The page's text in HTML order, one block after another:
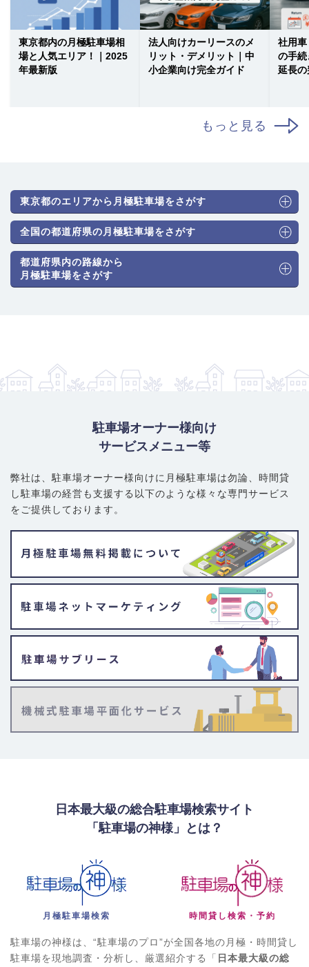
東京都内の月極駐車場相
場と人気エリア！｜2025
年最新版
法人向けカーリースのメ
リット・デメリット｜中
小企業向け完全ガイド
社用
の手
延長
もっと見る
東京都のエリアから月極駐車場をさがす
全国の都道府県の月極駐車場をさがす
都道府県内の路線から
月極駐車場をさがす
駐車場オーナー様向け
サービスメニュー等
弊社は、駐車場オーナー様向けに月極駐車場は勿論、 時間貸
し駐車場の経営も支援する以下のような様々な専門サービス
をご提供しております。
日本最大級の総合駐車場検索サイト
「駐車場の神様」とは？
月極駐車場検索 時間貸し検索・予約
駐車場の神様は、“駐車場のプロ”が全国各地の月極・時間貸し
駐車場を現地調査・分析し、厳選紹介する「 日本最大級の総